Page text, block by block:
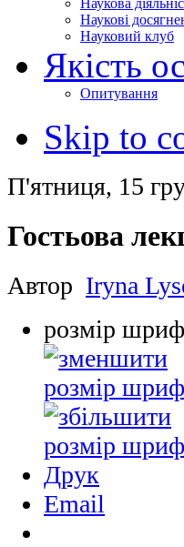
Наукова
Наукові
Науковий клуб
Якість
Опитування
Skip to
П'ятниця, 15
Гостьова
Автор Iryna
розмір
Друк
Email